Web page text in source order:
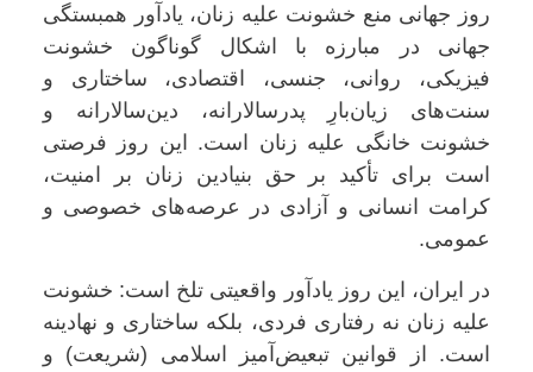
روز جهانی منع خشونت علیه زنان، یادآور همبستگی
جهانی در مبارزه با اشکال گوناگون خشونت
فیزیکی، روانی، جنسی، اقتصادی، ساختاری و
سنت‌های زیان‌بارِ پدرسالارانه، دین‌سالارانه و
خشونت خانگی علیه زنان است. این روز فرصتی
است برای تأکید بر حق بنیادین زنان بر امنیت،
کرامت انسانی و آزادی در عرصه‌های خصوصی و
عمومی.
در ایران، این روز یادآور واقعیتی تلخ است: خشونت
علیه زنان نه رفتاری فردی، بلکه ساختاری و نهادینه
است. از قوانین تبعیض‌آمیز اسلامی (شریعت) و